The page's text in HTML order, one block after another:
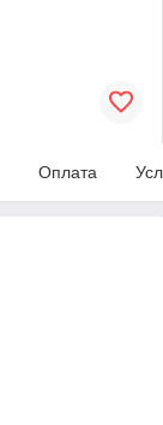
Оплата